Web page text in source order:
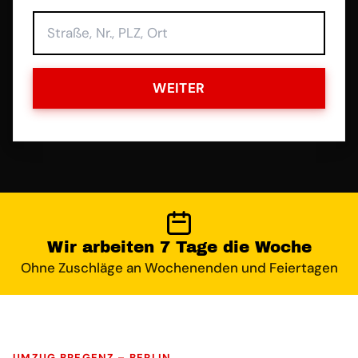
WEITER
Wir arbeiten 7 Tage die Woche
Ohne Zuschläge an Wochenenden und Feiertagen